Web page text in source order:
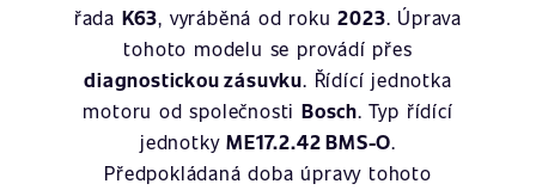
řada K63, vyráběná od roku2023. Úprava
tohoto modelu se provádí přes
diagnostickou zásuvku. Řídící jednotka
motoru od společnosti Bosch. Typ řídící
jednotkyME17.2.42 BMS-O.
Předpokládaná doba úpravy tohoto